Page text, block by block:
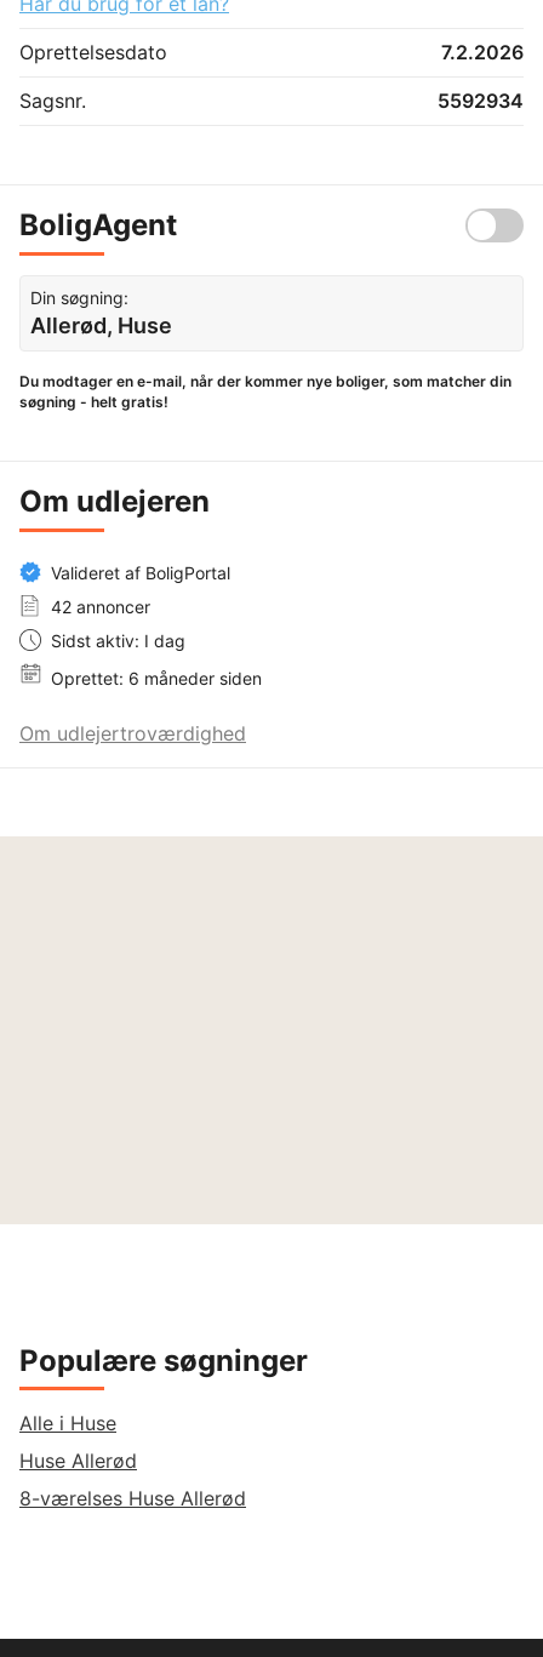
Oprettelsesdato
7.2.2026
Sagsnr.
5592934
BoligAgent
Din søgning:
Allerød, Huse
Du modtager en e-mail, når der kommer nye boliger, som matcher din
søgning - helt gratis!
Om udlejeren
Valideret af BoligPortal
42 annoncer
Sidst aktiv: I dag
Oprettet: 6 måneder siden
Om udlejertroværdighed
Populære søgninger
Alle i Huse
Huse Allerød
8-værelses Huse Allerød